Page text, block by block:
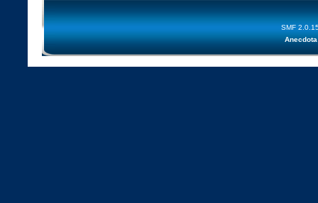
SMF
Anecdota